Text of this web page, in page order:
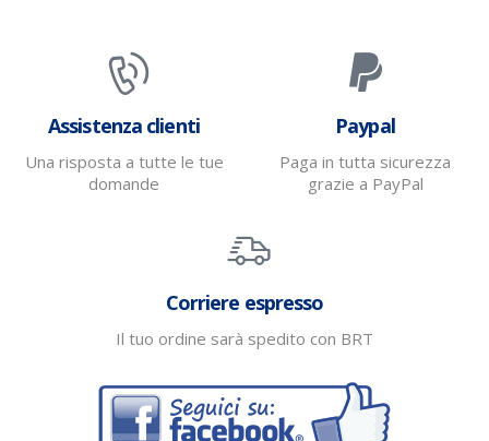
Assistenza clienti
Una risposta a tutte le tue
domande
Paypal
Paga in tutta sicurezza
grazie a PayPal
Corriere espresso
Il tuo ordine sarà spedito con BRT